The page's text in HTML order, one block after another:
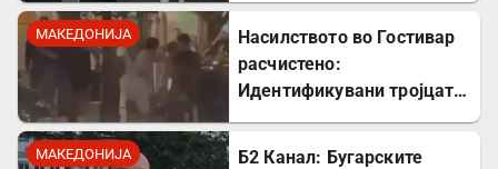
МАКЕДОНИЈА
Насилството во Гостивар
расчистено:
Идентификувани тројцата
МАКЕДОНИЈА
Б2 Канал: Бугарските